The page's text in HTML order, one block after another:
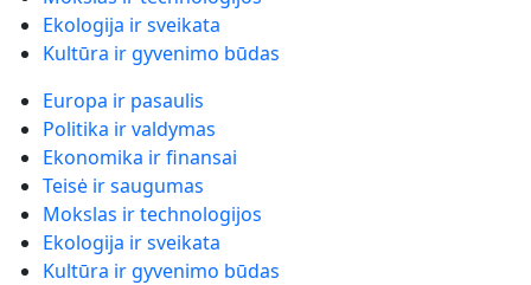
Ekologija ir sveikata
Kultūra ir gyvenimo būdas
Europa ir pasaulis
Politika ir valdymas
Ekonomika ir finansai
Teisė ir saugumas
Mokslas ir technologijos
Ekologija ir sveikata
Kultūra ir gyvenimo būdas